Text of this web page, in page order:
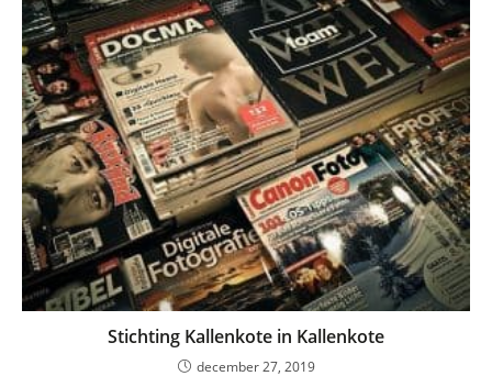
Stichting Kallenkote in Kallenkote
december 27, 2019